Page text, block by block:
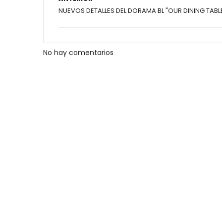
NUEVOS DETALLES DEL DORAMA BL "OUR DINING
No hay comentarios